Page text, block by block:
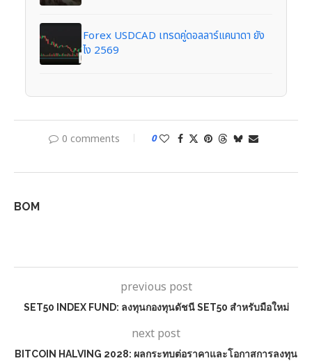
Forex USDCAD เทรดคู่ดอลลาร์แคนาดา ยัง
ไง 2569
0 comments 0
BOM
previous post
SET50 INDEX FUND: ลงทุนกองทุนดัชนี SET50 สำหรับมือใหม่
next post
BITCOIN HALVING 2028: ผลกระทบต่อราคาและโอกาสการลงทุน